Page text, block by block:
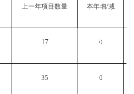
上一年项目数量 本年增/减
17 0
35 0